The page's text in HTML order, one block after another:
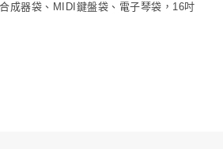
成器袋、MIDI鍵盤袋、電子琴袋，16吋